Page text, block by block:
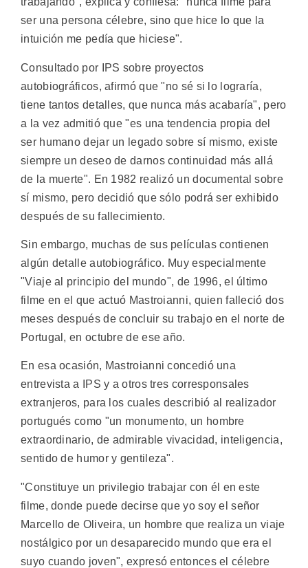
ser una persona célebre, sino que hice lo que la
intuición me pedía que hiciese".
Consultado por IPS sobre proyectos
autobiográficos, afirmó que "no sé si lo lograría,
tiene tantos detalles, que nunca más acabaría", pero
a la vez admitió que "es una tendencia propia del
ser humano dejar un legado sobre sí mismo, existe
siempre un deseo de darnos continuidad más allá
de la muerte". En 1982 realizó un documental sobre
sí mismo, pero decidió que sólo podrá ser exhibido
después de su fallecimiento.
Sin embargo, muchas de sus películas contienen
algún detalle autobiográfico. Muy especialmente
"Viaje al principio del mundo", de 1996, el último
filme en el que actuó Mastroianni, quien falleció dos
meses después de concluir su trabajo en el norte de
Portugal, en octubre de ese año.
En esa ocasión, Mastroianni concedió una
entrevista a IPS y a otros tres corresponsales
extranjeros, para los cuales describió al realizador
portugués como "un monumento, un hombre
extraordinario, de admirable vivacidad, inteligencia,
sentido de humor y gentileza".
"Constituye un privilegio trabajar con él en este
filme, donde puede decirse que yo soy el señor
Marcello de Oliveira, un hombre que realiza un viaje
nostálgico por un desaparecido mundo que era el
suyo cuando joven", expresó entonces el célebre